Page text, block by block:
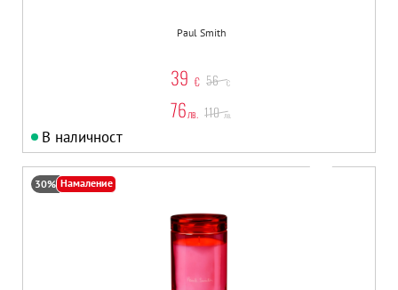
Paul Smith
39 € 56 €
76лв. 110 лв.
В наличност
30% Намаление